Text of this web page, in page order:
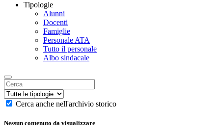
Tipologie
Alunni
Docenti
Famiglie
Personale ATA
Tutto il personale
Albo sindacale
Cerca anche nell'archivio storico
Nessun contenuto da visualizzare